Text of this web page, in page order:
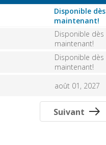
Disponible dès
maintenant!
Disponible dès
maintenant!
Disponible dès
maintenant!
août 01, 2027
Suivant